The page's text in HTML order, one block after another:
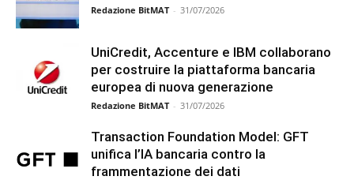
Redazione BitMAT - 31/07/2026
UniCredit, Accenture e IBM collaborano
per costruire la piattaforma bancaria
europea di nuova generazione
Redazione BitMAT - 31/07/2026
Transaction Foundation Model: GFT
unifica l’IA bancaria contro la
frammentazione dei dati